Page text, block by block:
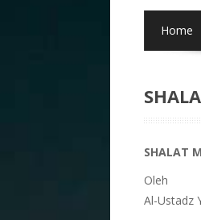
Home
SHALAT
Oleh
Al-Ustadz